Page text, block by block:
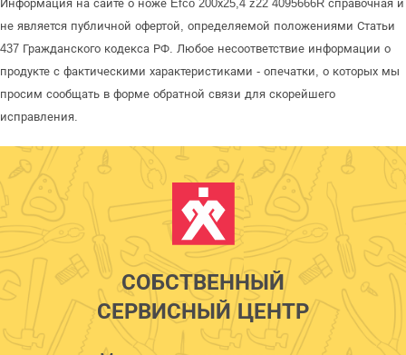
Информация на сайте о ноже Efco 200х25,4 z22 4095666R справочная и
не является публичной офертой, определяемой положениями Статьи
437 Гражданского кодекса РФ. Любое несоответствие информации о
продукте с фактическими характеристиками - опечатки, о которых мы
просим сообщать в форме обратной связи для скорейшего
исправления.
СОБСТВЕННЫЙ
СЕРВИСНЫЙ ЦЕНТР